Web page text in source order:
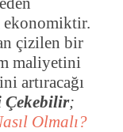
ekonomiktir.
çizilen bir
maliyetini
artıracağı
;
Olmalı?